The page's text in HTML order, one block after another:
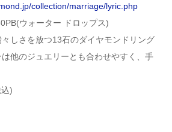
collection/marriage/lyric.php
ウォーター ドロップス)
しさを放つ13石のダイヤモンドリング
他のジュエリーとも合わせやすく、手
)